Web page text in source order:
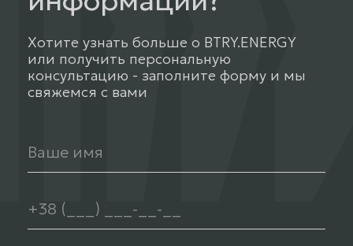
Хотите узнать больше о BTRY.ENERGY
или получить персональную
консультацию - заполните форму и мы
свяжемся с вами